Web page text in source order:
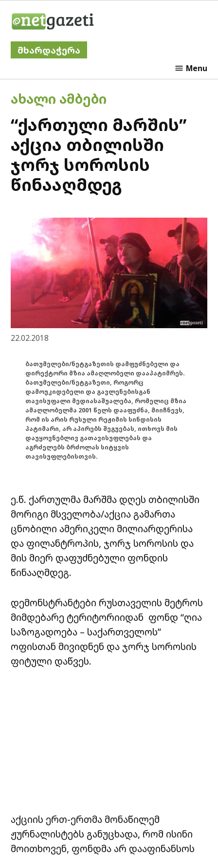
მხარდაჭერა
Menu
POSTED
IN
ᲐᲮᲐᲚᲘ ᲐᲛᲑᲔᲑᲘ
“ქართული მარშის”
აქცია თბილისში
ჯორჯ სოროსის
წინააღმდეგ
22.02.2018
ბათუმელები/ნეტგაზეთის დამფუძნებელი და
დირექტორი მზია ამაღლობელი დააპატიმრეს.
ბათუმელები/ნეტგაზეთი, როგორც
დამოუკიდებელი და გავლენებისგან
თავისუფალი მედიასაშუალება, რომელიც მზია
ამაღლობელმა 2001 წელს დააფუძნა, მიიჩნევს,
რომ ის არის რუსული რეჟიმის სინდისის
პატიმარი, არ აპირებს შეგუებას, ითხოვს მის
დაუყოვნებლივ გათავისუფლებას და
აგრძელებს ბრძოლას სიტყვის
თავისუფლებისთვის.
ე.წ. ქართულმა მარშმა დღეს თბილისში
მორიგი მსველობა/აქცია გამართა
ცნობილი ამერიკელი მილიარდერისა
და ფილანტროპის, ჯორჯ სოროსის და
მის მიერ დაფუძნებული ფონდის
წინააღმდეგ.
დემონსტრანტები რუსთაველის მეტროს
მიმდებარე ტერიტორიიდან ფონდ “ღია
საზოგადოება – საქართველოს”
ოფისთან მივიდნენ და ჯორჯ სოროსის
ფიტული დაწვეს.
აქციის ერთ-ერთმა მონაწილემ
ჟურნალისტებს განუცხადა, რომ ისინი
მოითხოვენ, ფონდმა არ დააფინანსოს